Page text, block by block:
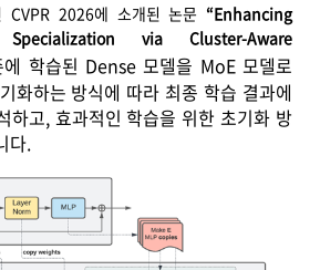
CVPR 2026에 소개된 논문 “Enhancing
Specialization via Cluster-Aware
학습된 Dense 모델을 MoE 모델로
화하는 방식에 따라 최종 학습 결과에
하고, 효과적인 학습을 위한 초기화 방
다.